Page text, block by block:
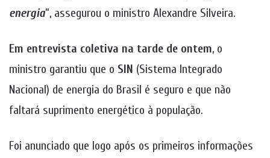
energia”, assegurou o ministro Alexandre Silveira.
Em entrevista coletiva na tarde de ontem, o
ministro garantiu que o SIN (Sistema Integrado
Nacional) de energia do Brasil é seguro e que não
faltará suprimento energético à população.
Foi anunciado que logo após os primeiros informações